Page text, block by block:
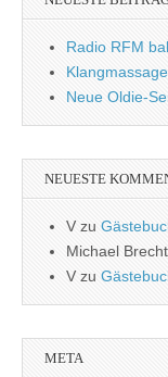
Radio RFM
Neue Oldie-
NEUESTE
V zu
Michael Brecht
Vzu
META